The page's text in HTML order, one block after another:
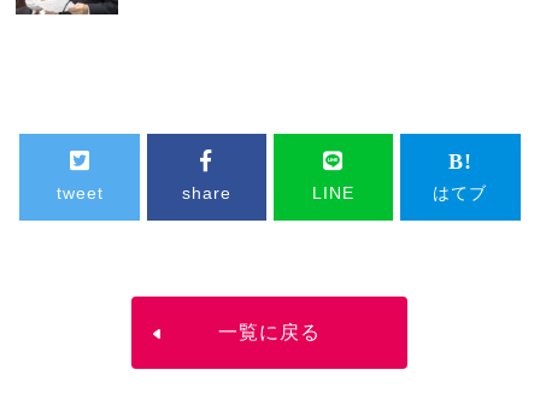
tweet share LINE はてブ
一覧に戻る